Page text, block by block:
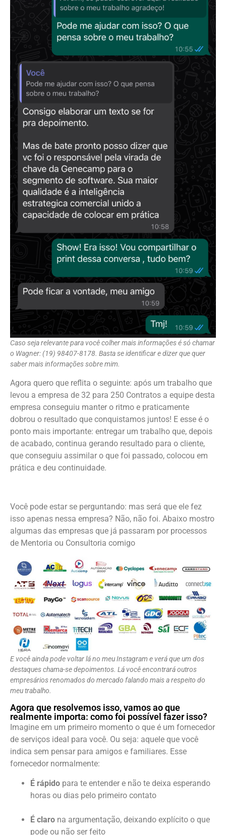
Caso seja relevante para você colher mais informações é só chamar
o Wagner: (19) 98407-8178. Basta se identificar e dizer que quer
saber mais informações sobre mim.
Agora quero que reflita o seguinte: após um trabalho que
levou a empresa de 32 para 250 Contratos a equipe desta
empresa conseguiu manter o ritmo e praticamente
dobrou o resultado que conquistamos juntos! E esse é o
ponto mais importante: entregar um trabalho que, depois
de acabado, continua gerando resultado para o cliente,
que conseguiu assimilar o que foi passado, colocou em
prática e deu continuidade.
Você pode estar se perguntando: mas será que ele fez
isso apenas nessa empresa? Não, não foi. Abaixo mostro
algumas das empresas que já passaram por processos
de Mentoria ou Consultoria comigo
E você ainda pode voltar lá no meu Instagram e verá que um dos
destaques chama-se depoimentos. Lá você encontrará outros
empresários renomados do mercado falando mais a respeito do
meu trabalho.
Agora que resolvemos isso, vamos ao que
realmente importa: como foi possível fazer isso?
Imagine em um primeiro momento o que é um fornecedor
de serviços ideal para você. Ou seja: aquele que você
indica sem pensar para amigos e familiares. Esse
fornecedor normalmente:
É rápido para te entender e não te deixa esperando
horas ou dias pelo primeiro contato
É claro na argumentação, deixando explícito o que
pode ou não ser feito